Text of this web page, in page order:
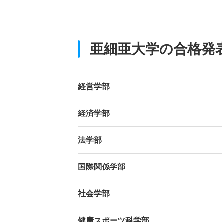
亜細亜大学の合格発
経営学部
経済学部
法学部
国際関係学部
社会学部
健康スポーツ科学部